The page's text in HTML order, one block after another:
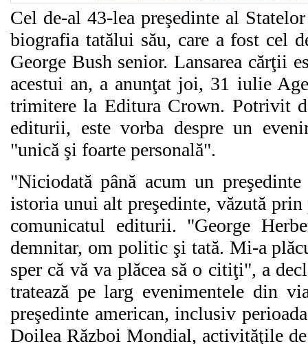
Cel de-al 43-lea preşedinte al
biografia tatălui său, care a fost cel
George Bush senior. Lansarea cărţii
acestui an, a anunţat joi, 31 iulie
trimitere la Editura Crown. Potrivit
editurii, este vorba despre un
"unică şi foarte personală".
"Niciodată până acum un
istoria unui alt preşedinte, văzută
comunicatul editurii. "George
demnitar, om politic şi tată. Mi-a
sper că vă va plăcea să o citiţi", a
tratează pe larg evenimentele din
preşedinte american, inclusiv
Doilea Război Mondial, activităţile